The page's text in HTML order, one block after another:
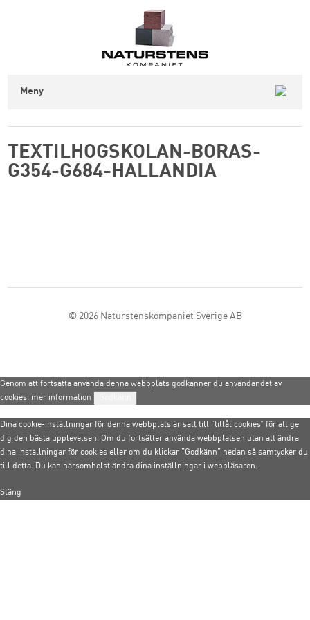
Meny
TEXTILHOGSKOLAN-BORAS-
G354-G684-HALLANDIA
© 2026 Naturstenskompaniet Sverige AB
Genom att fortsätta använda denna webbplats godkänner du användandet av
cookies. mer information
Dina cookie-inställningar för denna webbplats är satt till ”tillåt cookies” för att ge
dig den bästa upplevelsen. Om du fortsätter använda webbplatsen utan att ändra
dina inställningar för cookies eller om du klickar ”Godkänn” nedan så samtycker du
till detta. Du kan närsomhelst ändra dina inställningar i webbläsaren.
Stäng